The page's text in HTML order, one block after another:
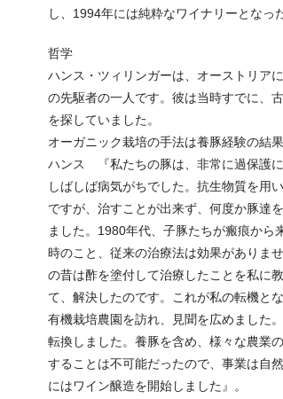
し、1994年には純粋なワイナリーとなっ
哲学
ハンス・ツィリンガーは、オーストリア
の先駆者の一人です。彼は当時すでに、
を探していました。
オーガニック栽培の手法は養豚経験の結
ハンス 『私たちの豚は、非常に過保護に
しばしば病気がちでした。抗生物質を用
ですが、治すことが出来ず、何度か豚達
ました。1980年代、子豚たちが瘢痕から
時のこと、従来の治療法は効果がありま
の昔は酢を塗付して治療したことを私に
て、解決したのです。これが私の転機と
有機栽培農園を訪れ、見聞を広めました
転換しました。養豚を含め、様々な農業
することは不可能だったので、事業は自
にはワイン醸造を開始しました』。